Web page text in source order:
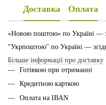
Доставка Оплата
«Новою поштою» по Україні —
"Укрпоштою" по Україні —
Більше інформації про доставку
Готівкою при отриманні
Кредитною карткою
Оплата на IBAN